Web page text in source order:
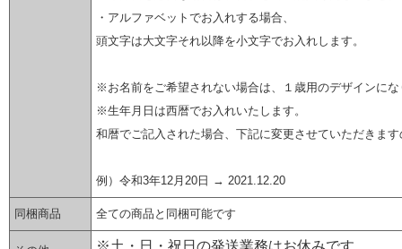
・アルファベットでお入れする場合、
頭文字は大文字それ以降を小文字でお入れします。
※お名前をご希望されない場合は、１歳用のデザインにな
※生年月日は西暦でお入れいたします。
和暦でご記入された場合、下記に変更させていただきま
例）令和3年12月20日 → 2021.12.20
同梱商品 全ての商品と同梱可能です
※土・日・祝日の発送業務はお休みです。